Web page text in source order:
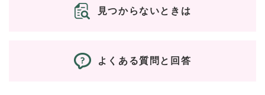
見つからないときは
よくある質問と回答